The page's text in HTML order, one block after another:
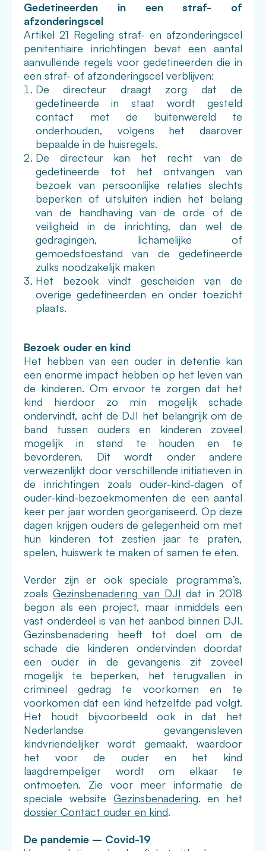
Gedetineerden in een straf- of
afzonderingscel
Artikel 21 Regeling straf- en afzonderingscel
penitentiaire inrichtingen bevat een aantal
aanvullende regels voor gedetineerden die in
een straf- of afzonderingscel verblijven:
De directeur draagt zorg dat de
gedetineerde in staat wordt gesteld
contact met de buitenwereld te
onderhouden, volgens het daarover
bepaalde in de huisregels.
De directeur kan het recht van de
gedetineerde tot het ontvangen van
bezoek van persoonlijke relaties slechts
beperken of uitsluiten indien het belang
van de handhaving van de orde of de
veiligheid in de inrichting, dan wel de
gedragingen, lichamelijke of
gemoedstoestand van de gedetineerde
zulks noodzakelijk maken
Het bezoek vindt gescheiden van de
overige gedetineerden en onder toezicht
plaats.
Bezoek ouder en kind
Het hebben van een ouder in detentie kan
een enorme impact hebben op het leven van
de kinderen. Om ervoor te zorgen dat het
kind hierdoor zo min mogelijk schade
ondervindt, acht de DJI het belangrijk om de
band tussen ouders en kinderen zoveel
mogelijk in stand te houden en te
bevorderen. Dit wordt onder andere
verwezenlijkt door verschillende initiatieven in
de inrichtingen zoals ouder-kind-dagen of
ouder-kind-bezoekmomenten die een aantal
keer per jaar worden georganiseerd. Op deze
dagen krijgen ouders de gelegenheid om met
hun kinderen tot zestien jaar te praten,
spelen, huiswerk te maken of samen te eten.
Verder zijn er ook speciale programma’s,
zoalsGezinsbenadering van DJI dat in 2018
begon als een project, maar inmiddels een
vast onderdeel is van het aanbod binnen DJI.
Gezinsbenadering heeft tot doel om de
schade die kinderen ondervinden doordat
een ouder in de gevangenis zit zoveel
mogelijk te beperken, het terugvallen in
crimineel gedrag te voorkomen en te
voorkomen dat een kind hetzelfde pad volgt.
Het houdt bijvoorbeeld ook in dat het
Nederlandse gevangenisleven
kindvriendelijker wordt gemaakt, waardoor
het voor de ouder en het kind
laagdrempeliger wordt om elkaar te
ontmoeten. Zie voor meer informatie de
speciale website Gezinsbenadering. en het
dossier Contact ouder en kind.
De pandemie – Covid-19